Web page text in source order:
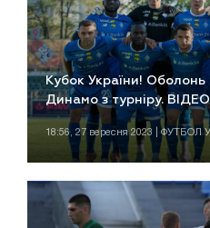
Кубок України!
Динамо з турніру.
18:56, 27 вересня 2023 | ФУТБОЛ